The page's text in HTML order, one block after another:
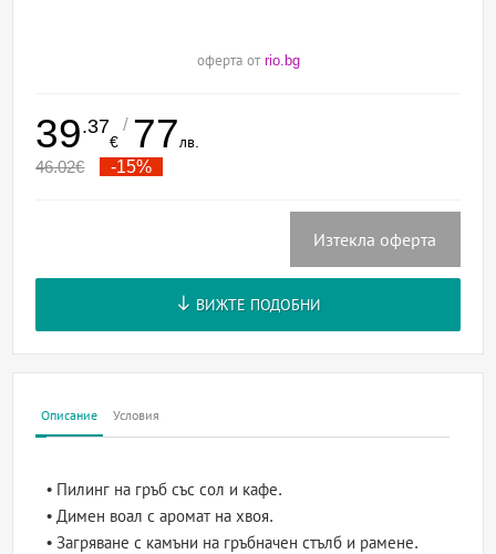
оферта от rio.bg
39.37
€
/ 77лв.
46.02€ -15%
Изтекла оферта
ВИЖТЕ ПОДОБНИ
Описание Условия
• Пилинг на гръб със сол и кафе.
• Димен воал с аромат на хвоя.
• Загряване с камъни на гръбначен стълб и рамене.